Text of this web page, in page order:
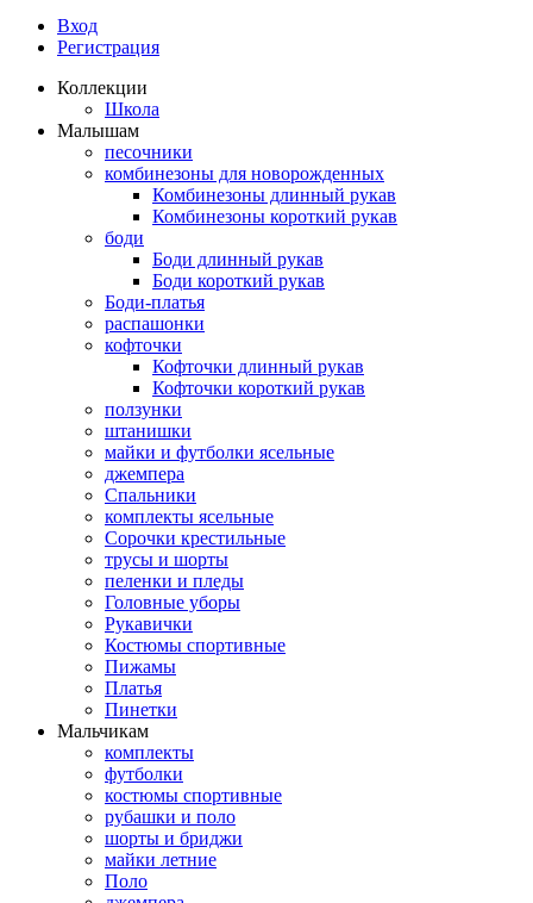
Вход
Регистрация
Коллекции
Школа
Малышам
песочники
комбинезоны для новорожденных
Комбинезоны длинный рукав
Комбинезоны короткий рукав
боди
Боди длинный рукав
Боди короткий рукав
Боди-платья
распашонки
кофточки
Кофточки длинный рукав
Кофточки короткий рукав
ползунки
штанишки
майки и футболки ясельные
джемпера
Спальники
комплекты ясельные
Сорочки крестильные
трусы и шорты
пеленки и пледы
Головные уборы
Рукавички
Костюмы спортивные
Пижамы
Платья
Пинетки
Мальчикам
комплекты
футболки
костюмы спортивные
рубашки и поло
шорты и бриджи
майки летние
Поло